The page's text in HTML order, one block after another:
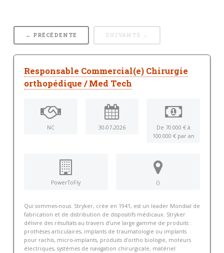
← PRÉCÉDENTE SUIVANTE →
Responsable Commercial(e) Chirurgie
orthopédique / Med Tech
NC 30-07-2026
De 70 000 € à
100 000 € par an
PowerToFly ()
Qui sommes-nous: Stryker, crée en 1941, est un leader Mondial de
fabrication et de distribution de dispositifs médicaux. Stryker
délivre des résultats au travers d’une large gamme de produits :
prothèses articulaires, implants de traumatologie ou implants
pour rachis, micro-implants, produits d’ortho biologie, moteurs
électriques, systèmes de navigation chirurgicale, matériel